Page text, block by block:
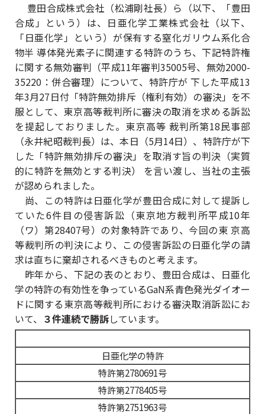
豊田合成株式会社（松浦剛社長）ら（以下、「豊田
合成」という）は、日亜化学工業株式会社（以下、
「日亜化学」という）が保有する窒化ガリウム系化合
物半 導体発光素子に関連する特許のうち、下記特許権
に関する無効審判（平成11年審判35005号、無効2000-
35220：併合審理）について、特許庁が 下した平成13
年3月27日付「特許無効排斥（権利有効）の審決」を不
服として、東京高等裁判所に審決の取消を求める訴訟
を提起しておりました。東京高等 裁判所第18民事部
（永井紀昭裁判長）は、本日（5月14日）、特許庁が下
した「特許無効排斥の審決」を取消す旨の判決（実質
的に特許を無効とする判決） を言い渡し、当社の主張
が認められました。
尚、この特許は日亜化学が豊田合成に対して提訴し
ていた6件目の侵害訴訟（東京地方裁判所平成10年
（ワ）第28407号）の対象特許であり、今回の東 京高
等裁判所の判決により、この侵害訴訟の日亜化学の請
求は直ちに棄却されるべきものと考えます。
昨年から、下記の表のとおり、豊田合成は、日亜化
学の特許の有効性を争っているGaN系青色発光ダイオー
ドに関する東京高等裁判所における審決取消訴訟にお
いて、 ３件連続で勝訴しています。
日亜化学の特許
特許第2780691号
特許第2778405号
特許第2751963号